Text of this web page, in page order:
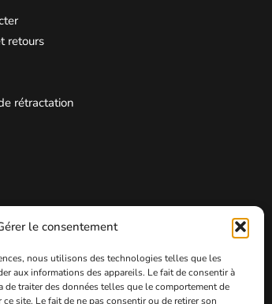
le consentement
nous utilisons des technologies telles que les
aux informations des appareils. Le fait de consentir à
traiter des données telles que le comportement de
site. Le fait de ne pas consentir ou de retirer son
retours
rétractation